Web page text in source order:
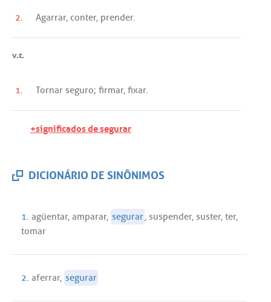
2. Agarrar, conter, prender.
v.t.
1. Tornar seguro; firmar, fixar.
+significados de segurar
DICIONÁRIO DE SINÔNIMOS
1. agüentar, amparar, segurar, suspender, suster, ter,
tomar
2. aferrar, segurar